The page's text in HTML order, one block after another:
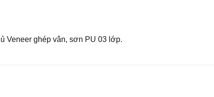
Veneer ghép vân, sơn PU 03 lớp.